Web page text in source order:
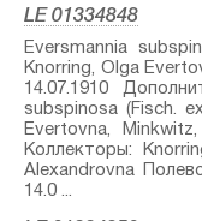
LE 01334848
Eversmannia
Knorring, Olga
14.07.1910
subspinosa (Fisch.
Evertovna,
Коллекторы:
Alexandrovna
14.0 ...